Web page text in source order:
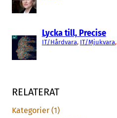
Lycka till, Precise
IT/Hårdvara, IT/Mjukvara,
RELATERAT
Kategorier (1)